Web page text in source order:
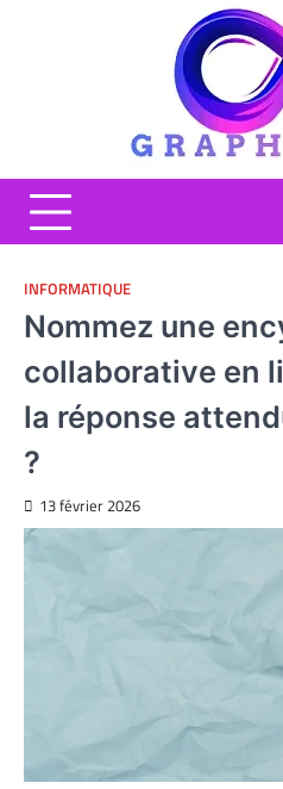
INFORMATIQUE
Nommez une
collaborative en
la réponse
?
13 février 2026